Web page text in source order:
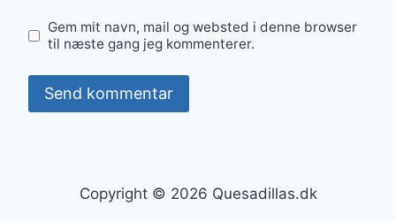
Gem mit navn, mail og websted i denne browser
til næste gang jeg kommenterer.
Copyright © 2026 Quesadillas.dk